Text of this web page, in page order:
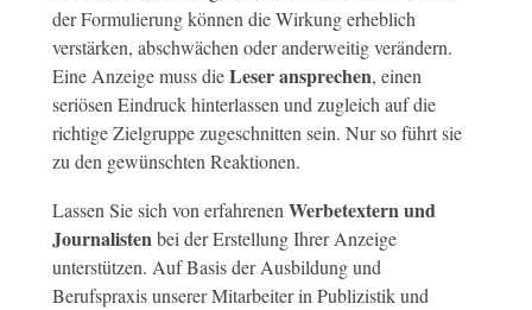
der Formulierung können die Wirkung erheblich
verstärken, abschwächen oder anderweitig verändern.
Eine Anzeige muss dieLeser ansprechen, einen
seriösen Eindruck hinterlassen und zugleich auf die
richtige Zielgruppe zugeschnitten sein. Nur so führt sie
zu den gewünschten Reaktionen.
Lassen Sie sich von erfahrenen Werbetextern und
Journalisten bei der Erstellung Ihrer Anzeige
unterstützen. Auf Basis der Ausbildung und
Berufspraxis unserer Mitarbeiter in Publizistik und